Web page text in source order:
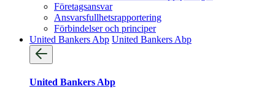
Företagsansvar
Ansvarsfullhets­rapportering
Förbindelser och principer
United Bankers Abp United Bankers Abp
United Bankers Abp